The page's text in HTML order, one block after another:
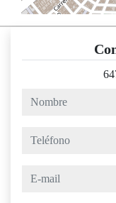
nombre
teléfono
e-mail